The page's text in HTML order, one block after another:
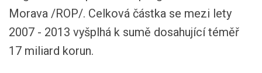
Morava /ROP/. Celková částka se mezi lety
2007 - 2013 vyšplhá k sumě dosahující téměř
17 miliard korun.